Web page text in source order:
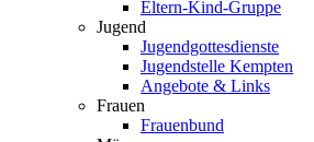
Eltern-Kind-Gruppe
Jugend
Jugendgottesdienste
Jugendstelle Kempten
Angebote & Links
Frauen
Frauenbund